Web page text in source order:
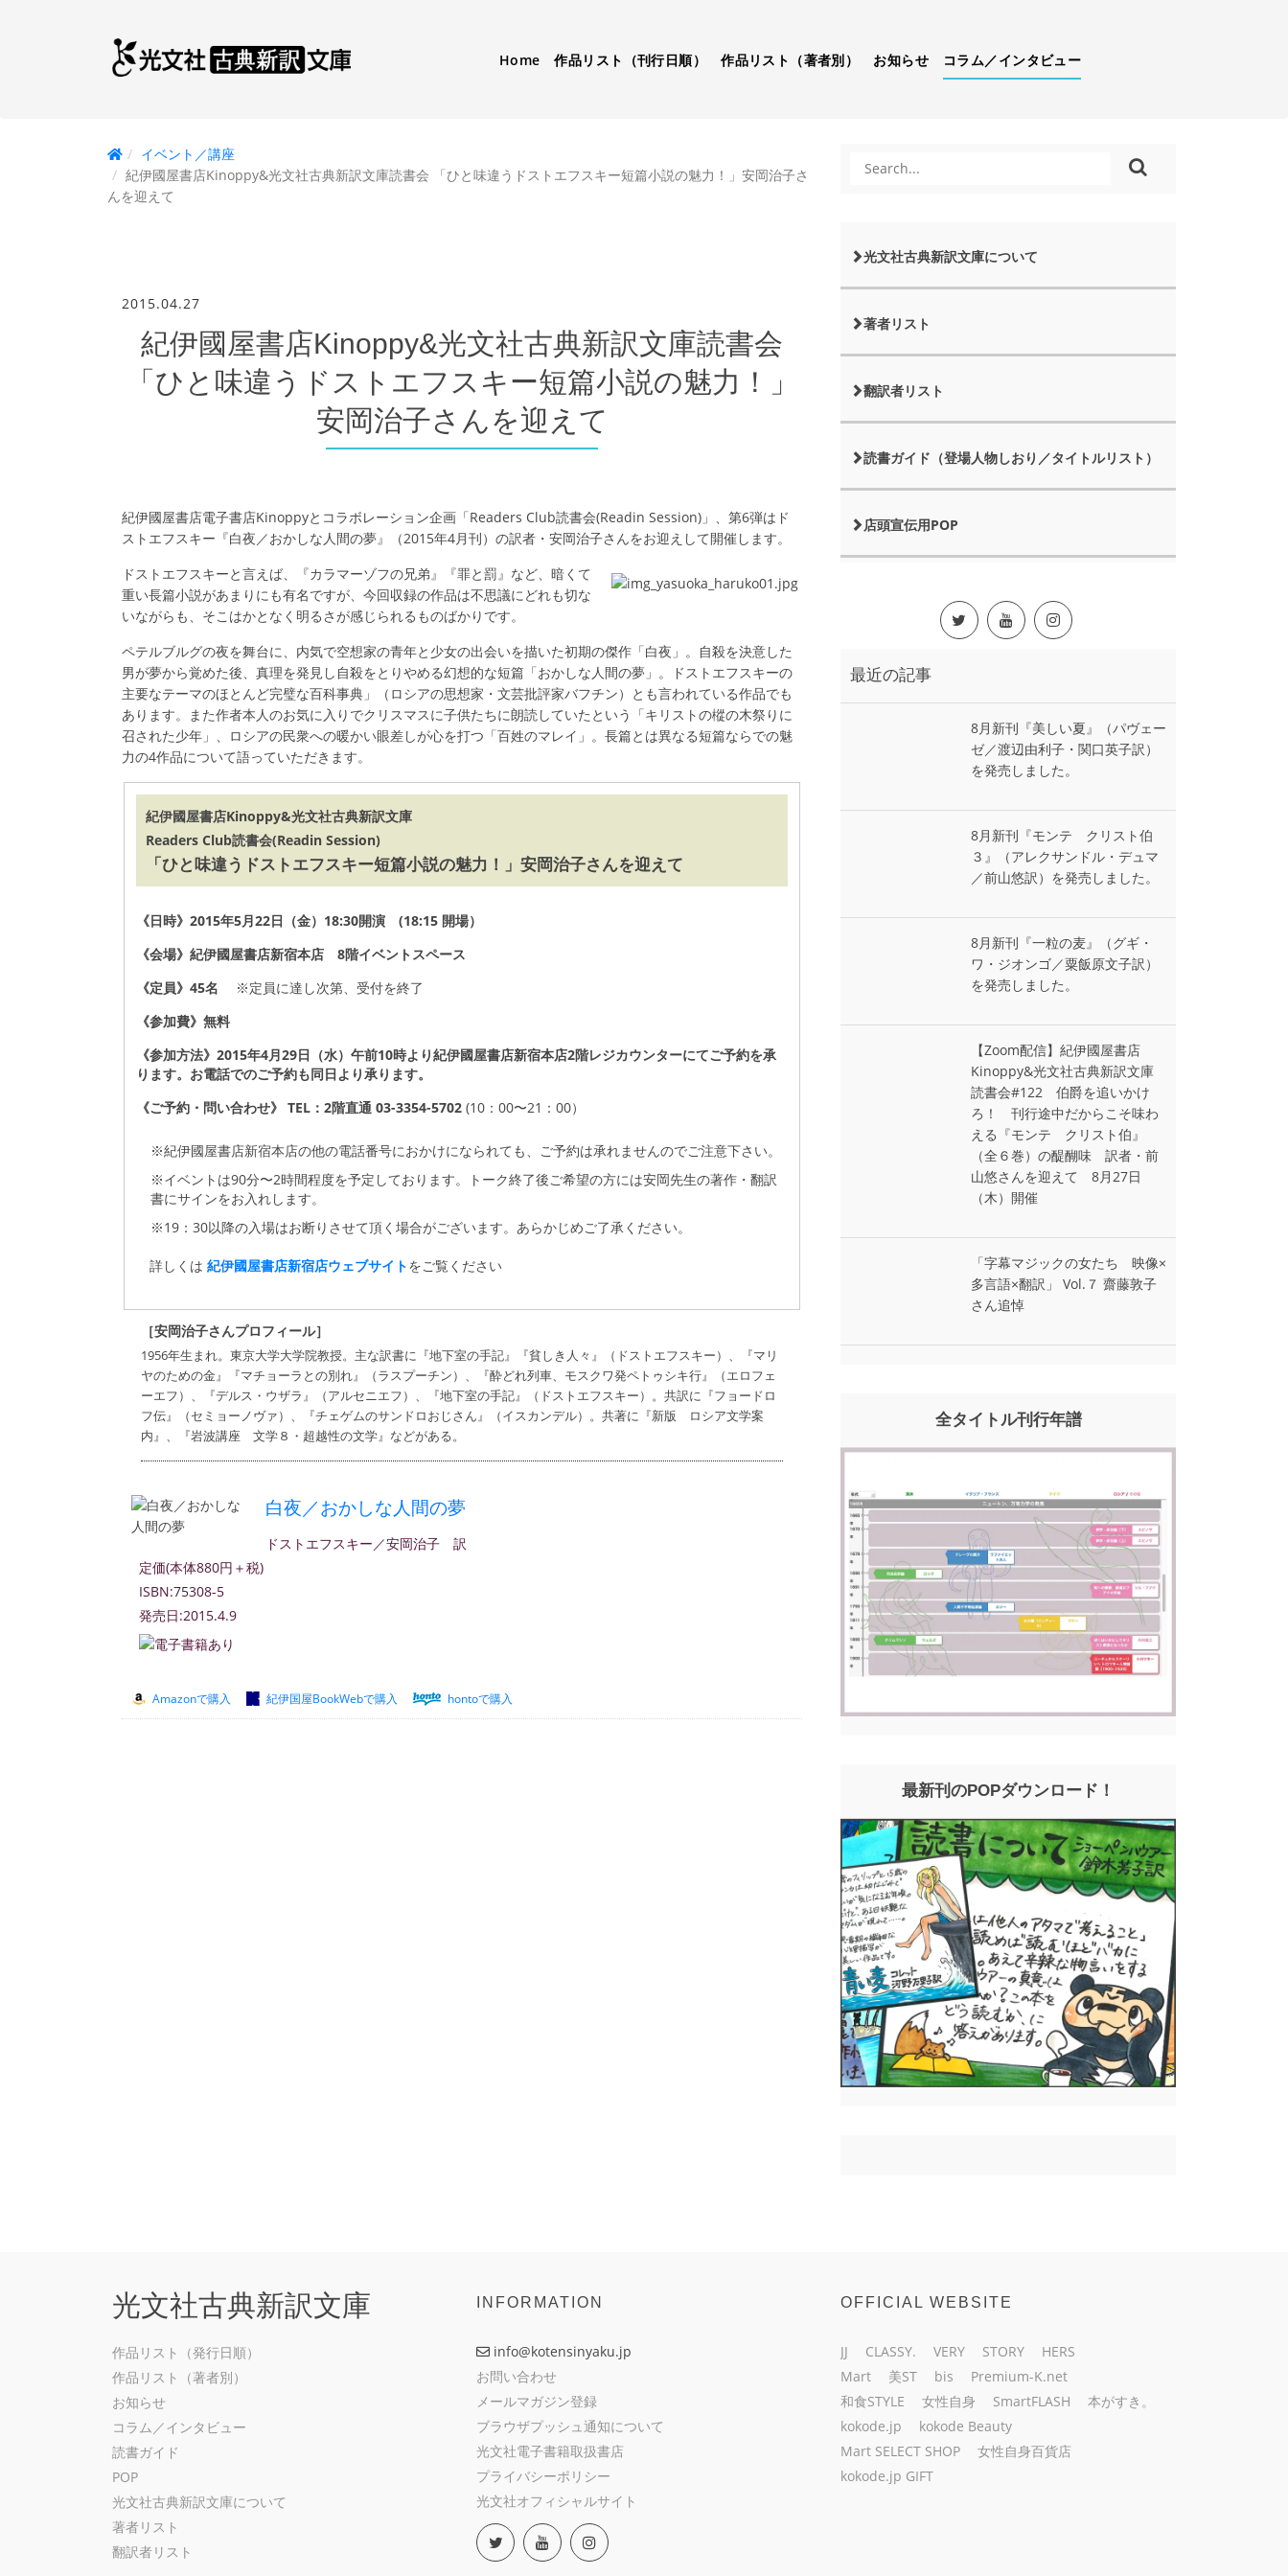
Home 作品リスト（刊行日順） 作品リスト（著者別） お知らせ コラム／インタビュー
イベント／講座
紀伊國屋書店Kinoppy&光文社古典新訳文庫読書会 「ひと味違うドストエフスキー短篇小説の魅力！」安岡治子さ
んを迎えて
2015.04.27
紀伊國屋書店Kinoppy&光文社古典新訳文庫読書会
「ひと味違うドストエフスキー短篇小説の魅力！」
安岡治子さんを迎えて
紀伊國屋書店電子書店Kinoppyとコラボレーション企画「Readers Club読書会(Readin Session)」、第6弾はド
ストエフスキー『白夜／おかしな人間の夢』（2015年4月刊）の訳者・安岡治子さんをお迎えして開催します。
ドストエフスキーと言えば、『カラマーゾフの兄弟』『罪と罰』など、暗くて
重い長篇小説があまりにも有名ですが、今回収録の作品は不思議にどれも切な
いながらも、そこはかとなく明るさが感じられるものばかりです。
ペテルブルグの夜を舞台に、内気で空想家の青年と少女の出会いを描いた初期の傑作「白夜」。自殺を決意した
男が夢から覚めた後、真理を発見し自殺をとりやめる幻想的な短篇「おかしな人間の夢」。ドストエフスキーの
主要なテーマのほとんど完璧な百科事典」（ロシアの思想家・文芸批評家バフチン）とも言われている作品でも
あります。また作者本人のお気に入りでクリスマスに子供たちに朗読していたという「キリストの樅の木祭りに
召された少年」、ロシアの民衆への暖かい眼差しが心を打つ「百姓のマレイ」。長篇とは異なる短篇ならでの魅
力の4作品について語っていただきます。
紀伊國屋書店Kinoppy&光文社古典新訳文庫
Readers Club読書会(Readin Session)
「ひと味違うドストエフスキー短篇小説の魅力！」安岡治子さんを迎えて
《日時》2015年5月22日（金）18:30開演 (18:15 開場）
《会場》紀伊國屋書店新宿本店 8階イベントスペース
《定員》45名
※定員に達し次第、受付を終了
《参加費》無料
《参加方法》2015年4月29日（水）午前10時より紀伊國屋書店新宿本店2階レジカウンターにてご予約を承
ります。お電話でのご予約も同日より承ります。
《ご予約・問い合わせ》 TEL：2階直通 03-3354-5702 (10：00〜21：00）
※紀伊國屋書店新宿本店の他の電話番号におかけになられても、ご予約は承れませんのでご注意下さい。
※イベントは90分〜2時間程度を予定しております。トーク終了後ご希望の方には安岡先生の著作・翻訳
書にサインをお入れします。
※19：30以降の入場はお断りさせて頂く場合がございます。あらかじめご了承ください。
詳しくは 紀伊國屋書店新宿店ウェブサイトをご覧ください
［安岡治子さんプロフィール］
1956年生まれ。東京大学大学院教授。主な訳書に『地下室の手記』『貧しき人々』（ドストエフスキー）、『マリ
ヤのための金』『マチョーラとの別れ』（ラスプーチン）、『酔どれ列車、モスクワ発ペトゥシキ行』（エロフェ
ーエフ）、『デルス・ウザラ』（アルセニエフ）、『地下室の手記』（ドストエフスキー）。共訳に『フョードロ
フ伝』（セミョーノヴァ）、『チェゲムのサンドロおじさん』（イスカンデル）。共著に『新版 ロシア文学案
内』、『岩波講座 文学８・超越性の文学』などがある。
白夜／おかしな人間の夢
ドストエフスキー／安岡治子 訳
定価(本体880円＋税)
ISBN:75308-5
発売日:2015.4.9
Amazonで購入 紀伊国屋BookWebで購入 hontoで購入
光文社古典新訳文庫について
著者リスト
翻訳者リスト
読書ガイド（登場人物しおり／タイトルリスト）
店頭宣伝用POP
最近の記事
8月新刊『美しい夏』（パヴェー
ゼ／渡辺由利子・関口英子訳）
を発売しました。
8月新刊『モンテ゠クリスト伯
３』（アレクサンドル・デュマ
／前山悠訳）を発売しました。
8月新刊『一粒の麦』（グギ・
ワ・ジオンゴ／粟飯原文子訳）
を発売しました。
【Zoom配信】紀伊國屋書店
Kinoppy&光文社古典新訳文庫
読書会#122 伯爵を追いかけ
ろ！ 刊行途中だからこそ味わ
える『モンテ゠クリスト伯』
（全６巻）の醍醐味 訳者・前
山悠さんを迎えて 8月27日
（木）開催
「字幕マジックの女たち 映像×
多言語×翻訳」 Vol.７ 齋藤敦子
さん追悼
全タイトル刊行年譜
最新刊のPOPダウンロード！
光文社古典新訳文庫
作品リスト（発行日順）
作品リスト（著者別）
お知らせ
コラム／インタビュー
読書ガイド
POP
光文社古典新訳文庫について
著者リスト
翻訳者リスト
INFORMATION
info@kotensinyaku.jp
お問い合わせ
メールマガジン登録
ブラウザプッシュ通知について
光文社電子書籍取扱書店
プライバシーポリシー
光文社オフィシャルサイト
OFFICIAL WEBSITE
JJ CLASSY. VERY STORY
HERS
Mart
美ST bis
Premium-K.net
和食STYLE
女性自身 SmartFLASH
本がすき。
kokode.jp
kokode Beauty
Mart SELECT SHOP
女性自身百貨店
kokode.jp GIFT